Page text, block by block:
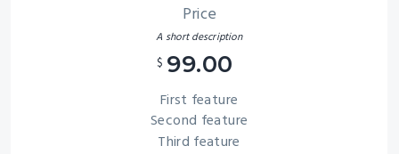
Price
A short description
$ 99.00
First feature
Second feature
Third feature